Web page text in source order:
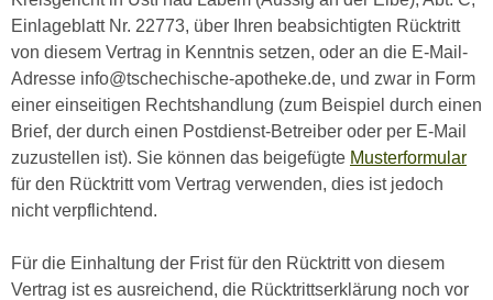
Einlageblatt Nr. 22773, über Ihren beabsichtigten Rücktritt
von diesem Vertrag in Kenntnis setzen, oder an die E-Mail-
Adresse info@tschechische-apotheke.de, und zwar in Form
einer einseitigen Rechtshandlung (zum Beispiel durch einen
Brief, der durch einen Postdienst-Betreiber oder per E-Mail
zuzustellen ist). Sie können das beigefügte Musterformular
für den Rücktritt vom Vertrag verwenden, dies ist jedoch
nicht verpflichtend.
Für die Einhaltung der Frist für den Rücktritt von diesem
Vertrag ist es ausreichend, die Rücktrittserklärung noch vor